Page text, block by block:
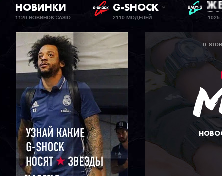
НОВИНКИ
1129 НОВИНОК CASIO
G-SHOCK
2110 МОДЕЛЕЙ
G-